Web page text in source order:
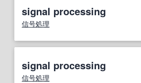
signal processing
信号処理
signal processing
信号処理